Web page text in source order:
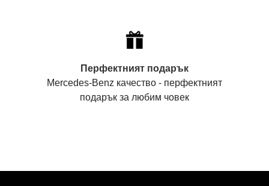
Перфектният подарък
Mercedes-Benz качество - перфектният
подарък за любим човек